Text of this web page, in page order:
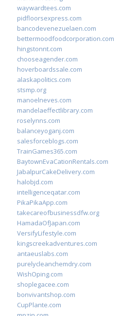
waywardtees.com
pidfloorsexpress.com
bancodevenezuelaen.com
bettermoodfoodcorporation.com
hingstonnt.com
chooseagender.com
hoverboardssale.com
alaskapolitics.com
stsmp.org
manoelneves.com
mandelaeffectlibrary.com
roselynns.com
balanceyoganj.com
salesforceblogs.com
TrainGames365.com
BaytownEvaCationRentals.com
JabalpurCakeDelivery.com
halobjd.com
intelligenceqatar.com
PikaPikaApp.com
takecareofbusinessdfw.org
HamadaOfJapan.com
VersifyLifestyle.com
kingscreekadventures.com
antaeuslabs.com
purelycleanchemdry.com
WishOping.com
shoplegacee.com
bonvivantshop.com
CupPlante.com